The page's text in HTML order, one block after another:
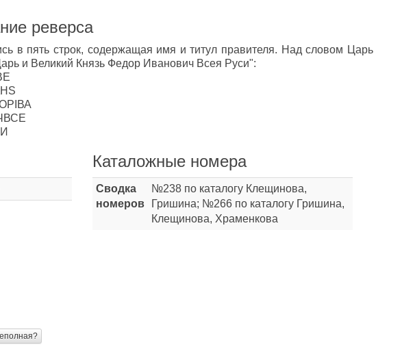
реверса
в пять строк, содержащая имя и титул правителя. Над словом Царь
и Великий Князь Федор Иванович Всея Руси":
Каталожные номера
Сводка
номеров
№238 по каталогу Клещинова,
Гришина; №266 по каталогу Гришина,
Клещинова, Храменкова